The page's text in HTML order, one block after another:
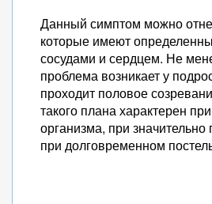
Данный симптом можно
которые имеют
сосудами и сердцем. Не
проблема возникает у
проходит половое
такого плана характерен
организма, при значительно
при долговременном